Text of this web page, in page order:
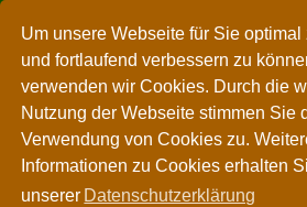
Um unsere Webseite für Sie optimal
und fortlaufend verbessern zu
verwenden wir Cookies. Durch die
Nutzung der Webseite stimmen Sie
Verwendung von Cookies zu.
Informationen zu Cookies erhalten
unserer Datenschutzerklärung